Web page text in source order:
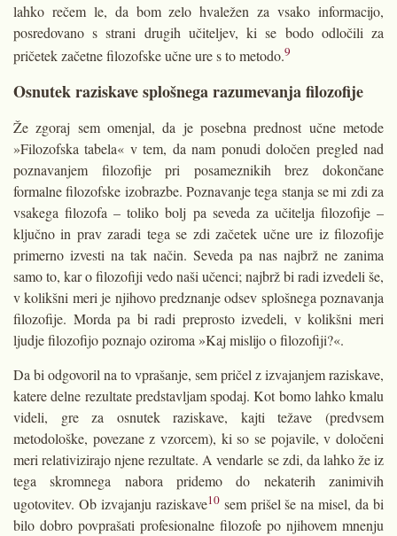
lahko rečem le, da bom zelo hvaležen za vsako informacijo,
posredovano s strani drugih učiteljev, ki se bodo odločili za
pričetek začetne filozofske učne ure s to metodo.9
Osnutek raziskave splošnega razumevanja filozofije
Že zgoraj sem omenjal, da je posebna prednost učne metode
»Filozofska tabela« v tem, da nam ponudi določen pregled nad
poznavanjem filozofije pri posameznikih brez dokončane
formalne filozofske izobrazbe. Poznavanje tega stanja se mi zdi za
vsakega filozofa – toliko bolj pa seveda za učitelja filozofije –
ključno in prav zaradi tega se zdi začetek učne ure iz filozofije
primerno izvesti na tak način. Seveda pa nas najbrž ne zanima
samo to, kar o filozofiji vedo naši učenci; najbrž bi radi izvedeli še,
v kolikšni meri je njihovo predznanje odsev splošnega poznavanja
filozofije. Morda pa bi radi preprosto izvedeli, v kolikšni meri
ljudje filozofijo poznajo oziroma »Kaj mislijo o filozofiji?«.
Da bi odgovoril na to vprašanje, sem pričel z izvajanjem raziskave,
katere delne rezultate predstavljam spodaj. Kot bomo lahko kmalu
videli, gre za osnutek raziskave, kajti težave (predvsem
metodološke, povezane z vzorcem), ki so se pojavile, v določeni
meri relativizirajo njene rezultate. A vendarle se zdi, da lahko že iz
tega skromnega nabora pridemo do nekaterih zanimivih
ugotovitev. Ob izvajanju raziskave10sem prišel še na misel, da bi
bilo dobro povprašati profesionalne filozofe po njihovem mnenju